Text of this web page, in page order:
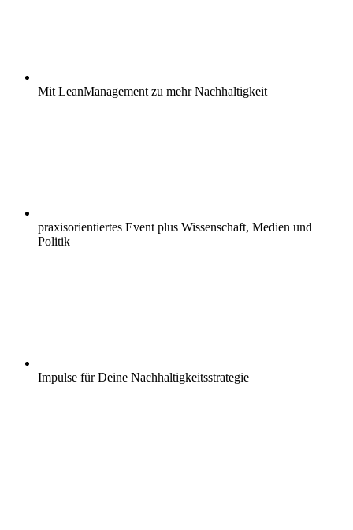
Mit LeanManagement zu mehr Nachhaltigkeit
praxisorientiertes Event plus Wissenschaft, Medien und
Politik
Impulse für Deine Nachhaltigkeitsstrategie